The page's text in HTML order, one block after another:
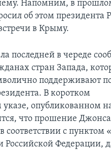
Напомним, в
об этом президента
в Крыму.
последней в череде
стран Запада,
поддерживают
В коротком
опубликованном
что прошение Джонса
соответствии с пунктом
Российской Федерации,